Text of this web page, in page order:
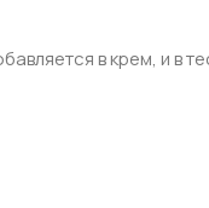
в крем, и в